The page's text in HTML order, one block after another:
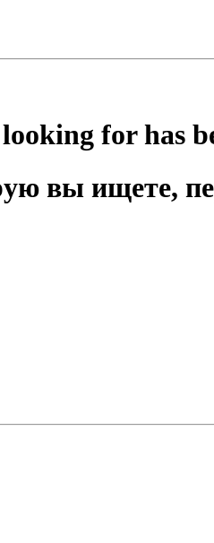
for has
вы ищете,